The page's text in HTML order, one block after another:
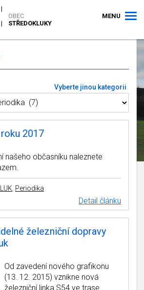
OBEC
STŘEDOKLUKY
MENU
Vyberte jinou kategorii
2017
našeho občasníku naleznete
Periodika
Detail článku
železniční dopravy
Od zavedení nového grafikonu
(13. 12. 2015) vznikne nová
železniční linka S54 ve trase